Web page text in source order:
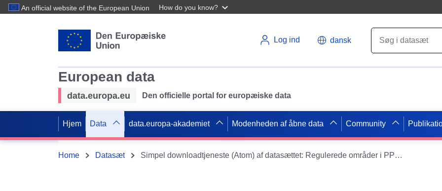
An official website of the European Union How do you know?
Log ind dansk
European data
data.europa.eu Den officielle portal for europæiske data
Hjem Data data.europa-akademiet Modenheden af åbne data Community
Home Datasæt Simpel downloadtjeneste (Atom) af datasættet: Regulerede områder i PPRI de la Loire val d'Orléans (byområdet Orlean)